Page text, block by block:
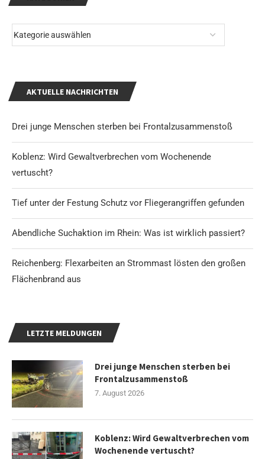
AKTUELLE NACHRICHTEN
Drei junge Menschen sterben bei Frontalzusammenstoß
Koblenz: Wird Gewaltverbrechen vom Wochenende
vertuscht?
Tief unter der Festung Schutz vor Fliegerangriffen gefunden
Abendliche Suchaktion im Rhein: Was ist wirklich passiert?
Reichenberg: Flexarbeiten an Strommast lösten den großen
Flächenbrand aus
LETZTE MELDUNGEN
Drei junge Menschen sterben bei
Frontalzusammenstoß
7. August 2026
Koblenz: Wird Gewaltverbrechen vom
Wochenende vertuscht?